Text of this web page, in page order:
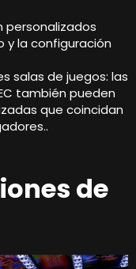
personalizados
y la configuración
salas de juegos: las
también pueden
que coincidan
de